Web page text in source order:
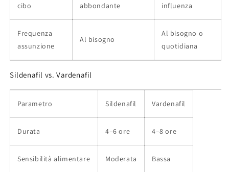
cibo
abbondante
influenza
Frequenza
assunzione
Al bisogno
Al bisogno o
quotidiana
Sildenafil vs. Vardenafil
Parametro Sildenafil Vardenafil
Durata 4–6 ore 4–8 ore
Sensibilità alimentare Moderata Bassa